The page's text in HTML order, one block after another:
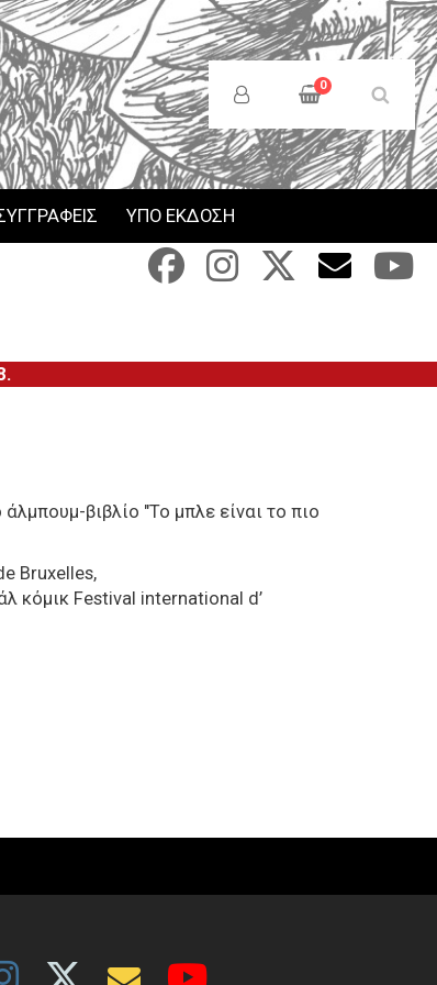
Anonymous
Users
Menu
0
ΥΠΟ ΕΚΔΟΣΗ
βιβλίο "Το μπλε είναι το πιο
Bruxelles,
κόμικ Festival international d’